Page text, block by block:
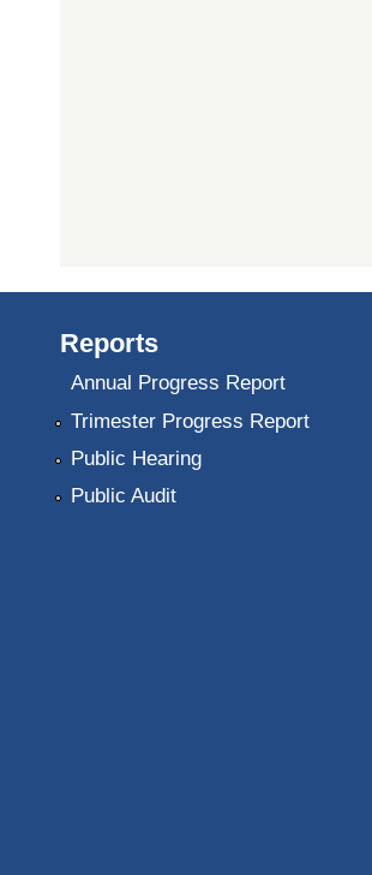
Reports
Annual Progress Report
Trimester Progress Report
Public Hearing
Public Audit